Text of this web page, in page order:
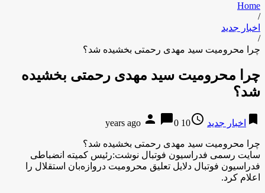
Home
/
اخبار جدید
/
چرا محرومیت سید مهدی رحمتی بخشیده شد؟
چرا محرومیت سید مهدی رحمتی بخشیده
شد؟
bookmark اخبار جدید access_time
10 years ago
person chat_bubble0
چرا محرومیت سید مهدی رحمتی بخشیده شد؟
سایت رسمی فدراسیون فوتبال نوشت:رئیس کمیته انضباطی
فدراسیون فوتبال دلایل تعلیق محرومیت دروازه‌بان استقلال را
اعلام کرد.